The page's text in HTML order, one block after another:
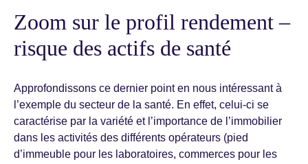
Zoom sur le profil rendement –
risque des actifs de santé
Approfondissons ce dernier point en nous intéressant à
l’exemple du secteur de la santé. En effet, celui-ci se
caractérise par la variété et l’importance de l’immobilier
dans les activités des différents opérateurs (pied
d’immeuble pour les laboratoires, commerces pour les